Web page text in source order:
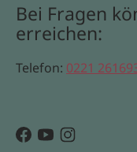
Bei Fragen
erreichen:
Telefon: 0221